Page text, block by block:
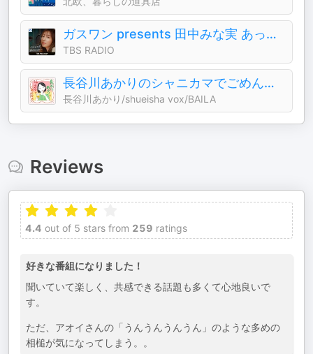
ガスワン presents 田中みな実 あったかタイム
TBS RADIO
長谷川あかりのシャニカマでごめんなさい
長谷川あかり/shueisha vox/BAILA
Reviews
4.4 out of 5 stars from 259 ratings
好きな番組になりました！
聞いていて楽しく、共感できる話題も多くて心地良いで
す。
ただ、アオイさんの「うんうんうんうん」のような多めの
相槌が気になってしまう。。